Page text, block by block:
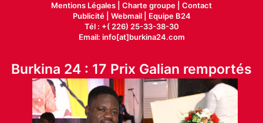
Mentions Légales | Charte groupe | Contact
Publicité| Webmail |
Equipe B24
Tél : +( 226) 25-33-38-30
Email: info[at]burkina24.com
Burkina 24 : 17 Prix Galian remportés